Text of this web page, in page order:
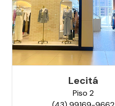
Lecitá
Piso 2